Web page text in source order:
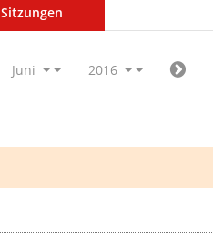
Sitzungen
Juni 2016